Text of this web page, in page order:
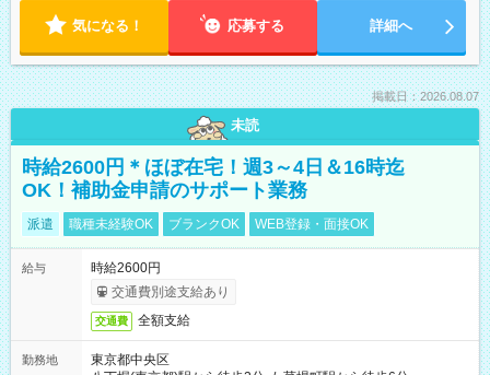
気になる！ 応募する 詳細へ
掲載日：2026.08.07
未読
時給2600円＊ほぼ在宅！週3～4日＆16時迄
OK！補助金申請のサポート業務
派遣 職種未経験OK ブランクOK WEB登録・面接OK
給与
時給2600円
交通費別途支給あり
交通費 全額支給
勤務地
東京都中央区